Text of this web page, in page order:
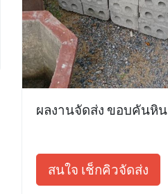
ผลงานจัดส่ง ขอบคันหิน
สนใจ เช็กคิวจัดส่ง